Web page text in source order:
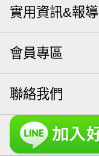
實用資訊&報導
會員專區
聯絡我們